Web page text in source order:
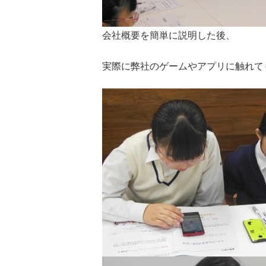
会社概要を簡単に説明した後、
実際に弊社のゲームやアプリに触れ